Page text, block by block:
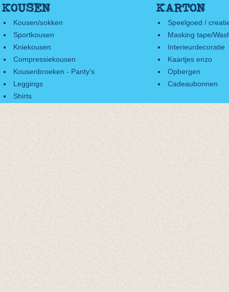
KOUSEN
Kousen/sokken
Sportkousen
Kniekousen
Compressiekousen
Kousenbroeken - Panty's
Leggings
Shirts
KARTON
Speelgoed /
Masking tape/
Interieurdecoratie
Kaartjes enzo
Opbergen
Cadeaubonnen